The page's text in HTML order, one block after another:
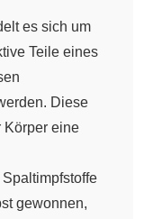
es sich um
Teile eines
Diese
Körper eine
gewonnen,